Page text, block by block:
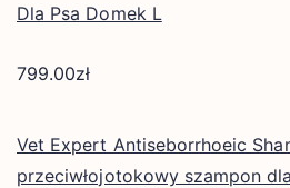
Dla Psa Domek L
799.00zł
Vet Expert Antiseborrhoeic
przeciwłojotokowy szampon